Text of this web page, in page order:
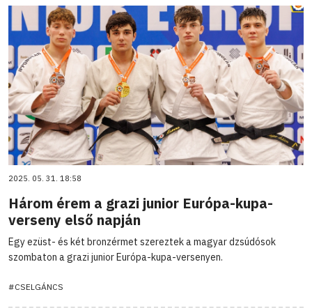
2025. 05. 31. 18:58
Három érem a grazi junior Európa-kupa-
verseny első napján
Egy ezüst- és két bronzérmet szereztek a magyar dzsúdósok
szombaton a grazi junior Európa-kupa-versenyen.
#CSELGÁNCS